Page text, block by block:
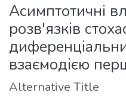
Statistics
Асимптотичні
розв'язків
взаємодією
Alternative Title